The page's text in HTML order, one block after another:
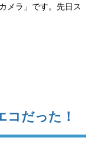
メラ」です。先日ス
コだった！